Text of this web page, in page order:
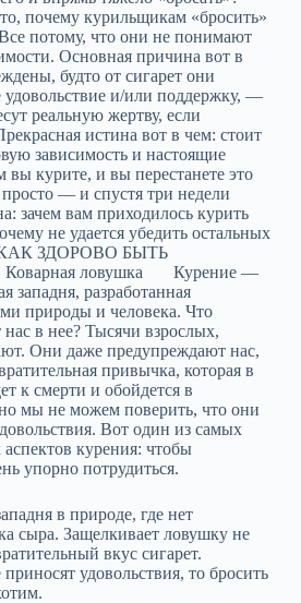
почему курильщикам «бросить»
потому, что они не понимают
Основная причина вот в
будто от сигарет они
и/или поддержку, —
реальную жертву, если
истина вот в чем: стоит
зависимость и настоящие
курите, и вы перестанете это
— и спустя три недели
зачем вам приходилось курить
не удается убедить остальных
КАК ЗДОРОВО БЫТЬ
ловушка Курение —
западня, разработанная
природы и человека. Что
нас в нее? Тысячи взрослых,
Они даже предупреждают нас,
привычка, которая в
к смерти и обойдется в
мы не можем поверить, что они
Вот один из самых
курения: чтобы
упорно потрудиться.
в природе, где нет
сыра. Защелкивает ловушку не
вкус сигарет.
удовольствия, то бросить